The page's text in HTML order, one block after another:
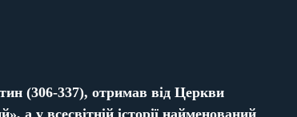
(306-337), отримав від Церкви
а у всесвітній історії найменований